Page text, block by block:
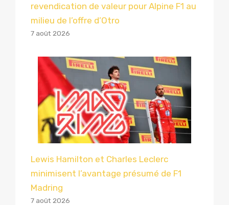
revendication de valeur pour Alpine F1 au
milieu de l’offre d’Otro
7 août 2026
Lewis Hamilton et Charles Leclerc
minimisent l’avantage présumé de F1
Madring
7 août 2026